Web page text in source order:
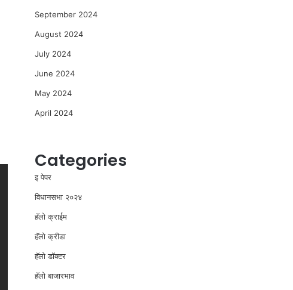
September 2024
August 2024
July 2024
June 2024
May 2024
April 2024
Categories
इ पेपर
विधानसभा २०२४
⁠हॅलो क्राईम
हॅलो क्रीडा
हॅलो डॉक्टर
हॅलो बाजारभाव